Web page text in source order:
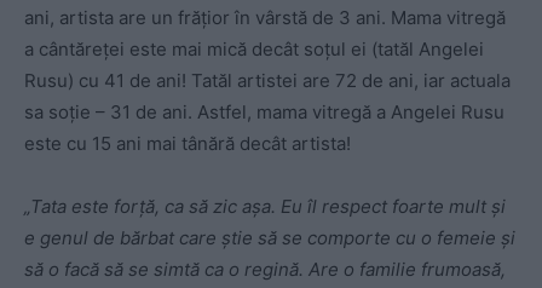
ani, artista are un frățior în vârstă de 3 ani. Mama vitregă
a cântăreței este mai mică decât soțul ei (tatăl Angelei
Rusu) cu 41 de ani! Tatăl artistei are 72 de ani, iar actuala
sa soție – 31 de ani. Astfel, mama vitregă a Angelei Rusu
este cu 15 ani mai tânără decât artista!
„Tata este forţă, ca să zic aşa. Eu îl respect foarte mult şi
e genul de bărbat care ştie să se comporte cu o femeie şi
să o facă să se simtă ca o regină. Are o familie frumoasă,